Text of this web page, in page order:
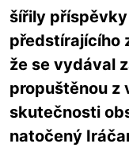
šířily
předstírajícího
že se vydával
propuštěnou z
skutečnosti
natočený